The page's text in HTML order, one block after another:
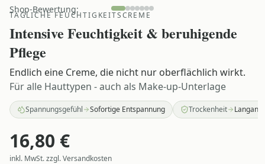
Shop-Bewertung:
TÄGLICHE FEUCHTIGKEITSCREME
Intensive Feuchtigkeit & beruhigende
Pflege
Endlich eine Creme, die nicht nur oberflächlich wirkt.
Für alle Hauttypen - auch als Make-up-Unterlage
Spannungsgefühl Sofortige Entspannung Trockenheit
16,80 €
inkl. MwSt. zzgl. Versandkosten